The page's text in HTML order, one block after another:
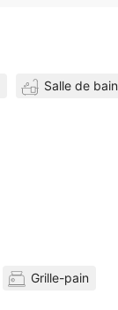
Salle de bain
Grille-pain